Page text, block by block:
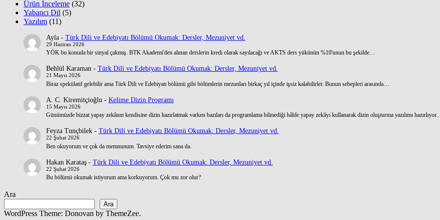
Ürün İnceleme (32)
Yabancı Dil (5)
Yazılım (11)
Ayla- Türk Dili ve Edebiyatı Bölümü Okumak: Dersler, Mezuniyet vd.
29 Haziran 2026
YÖK bu konuda bir sinyal çakmış. BTK Akademi'den alınan derslerin kredi olarak sayılacağı ve AKTS ders yükünün %10'unun bu şekilde…
Behlül Karaman- Türk Dili ve Edebiyatı Bölümü Okumak: Dersler, Mezuniyet vd.
21 Mayıs 2026
Biraz spekülatif gelebilir ama Türk Dili ve Edebiyatı bölümü gibi bölümlerin mezunları birkaç yıl içinde işsiz kalabilirler. Bunun sebepleri arasında…
A. C. Kiremitçioğlu - Kelime Dizin Programı
15 Mayıs 2026
Günümüzde bizzat yapay zekânın kendisine dizin hazırlatmak varken bazıları da programlama bilmediği hâlde yapay zekâyı kullanarak dizin oluşturma yazılımı
Feyza Tunçbilek- Türk Dili ve Edebiyatı Bölümü Okumak: Dersler, Mezuniyet vd.
22 Şubat 2026
Ben okuyorum ve çok da memnunum. Tavsiye ederim sana da.
Hakan Karataş- Türk Dili ve Edebiyatı Bölümü Okumak: Dersler, Mezuniyet vd.
22 Şubat 2026
Bu bölümü okumak istiyorum ama korkuyorum. Çok mu zor olur?
Ara
Ara
WordPress Theme: Donovan by ThemeZee.